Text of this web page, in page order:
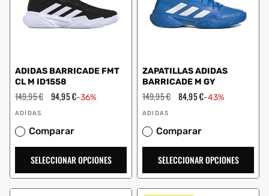
ADIDAS BARRICADE FMT
CL M ID1558
Precio
habitual
149,95 € Precio
94,95 €-36%
Proveedor:
ADIDAS
Comparar
SELECCIONAR OPCIONES
ZAPATILLAS ADIDAS
BARRICADE M GY
Precio
habitual
149,95 € Precio
de
84,95 €-43%
Proveedor:
ADIDAS
Comparar
SELECCIONAR OPCIONES